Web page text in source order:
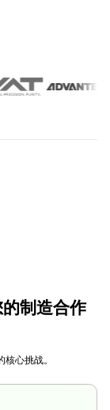
制造合作
心挑战。